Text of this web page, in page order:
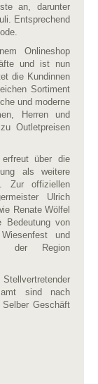
an, darunter
Entsprechend
Onlineshop
und ist nun
die Kundinnen
Sortiment
und moderne
Herren und
Outletpreisen
über die
als weitere
Zur offiziellen
Ulrich
Renate Wölfel
Bedeutung von
und
der Region
sind nach
Geschäft